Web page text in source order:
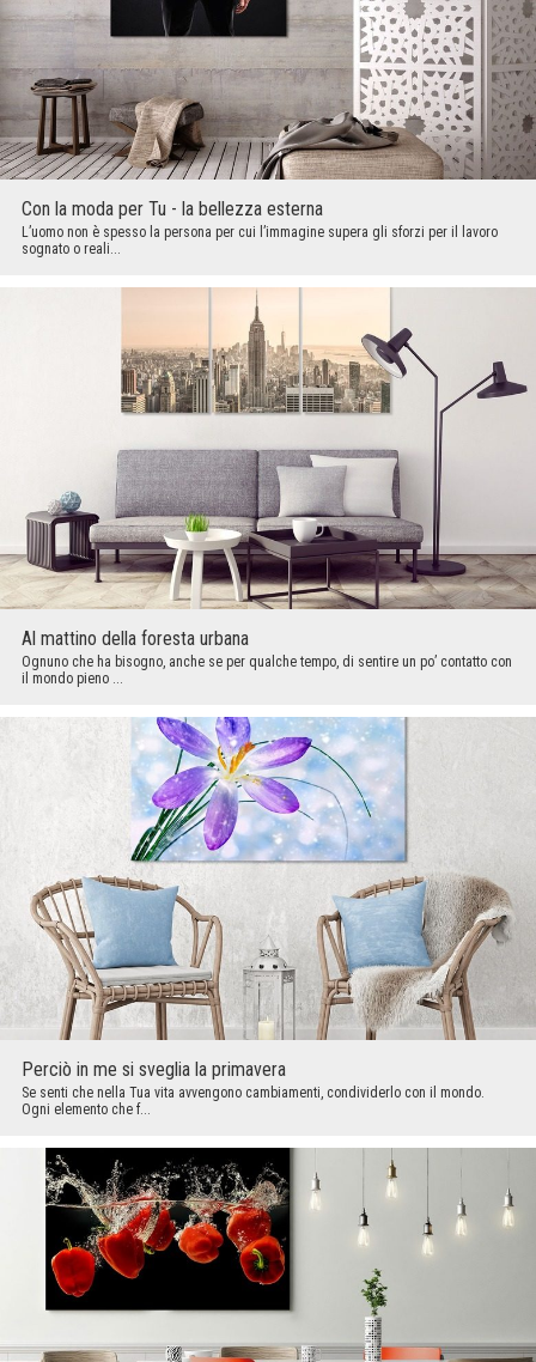
Con la moda per Tu - la bellezza esterna
L’uomo non è spesso la persona per cui l’immagine supera gli sforzi per il lavoro
sognato o reali...
Al mattino della foresta urbana
Ognuno che ha bisogno, anche se per qualche tempo, di sentire un po’ contatto con
il mondo pieno ...
Perciò in me si sveglia la primavera
Se senti che nella Tua vita avvengono cambiamenti, condividerlo con il mondo.
Ogni elemento che f...